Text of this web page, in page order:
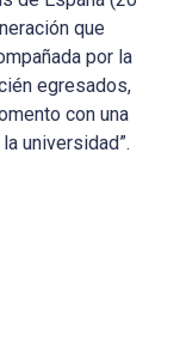
que
por la
egresados,
con una
universidad”.